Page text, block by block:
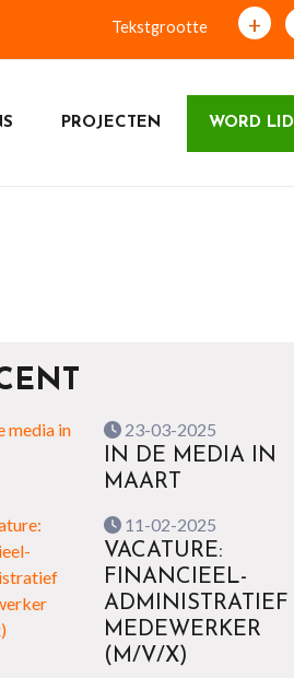
Tekstgrootte +
PROJECTEN WORD LID
23-03-2025
IN DE MEDIA IN
MAART
11-02-2025
VACATURE:
FINANCIEEL-
ADMINISTRATIEF
MEDEWERKER
(M/V/X)